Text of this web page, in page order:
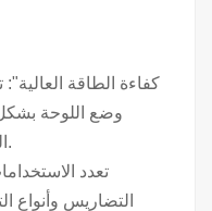
وضع اللوحة بشكل
التقاط ضوء الشمس وإنتاج الطاقة.
التضاريس وأنواع